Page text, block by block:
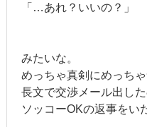
「…あれ？いいの？」
みたいな。
めっちゃ真剣にめっち
長文で交渉メール出し
ソッコーOKの返事をい